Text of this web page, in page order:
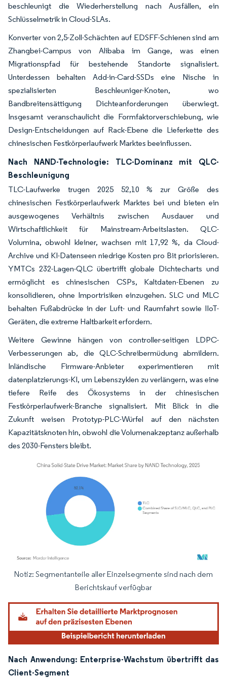
beschleunigt die Wiederherstellung nach Ausfällen, ein
Schlüsselmetrik in Cloud-SLAs.
Konverter von 2,5-Zoll-Schächten auf EDSFF-Schienen sind am
Zhangbei-Campus von Alibaba im Gange, was einen
Migrationspfad für bestehende Standorte signalisiert.
Unterdessen behalten Add-in-Card-SSDs eine Nische in
spezialisierten Beschleuniger-Knoten, wo
Bandbreitensättigung Dichteanforderungen überwiegt.
Insgesamt veranschaulicht die Formfaktorverschiebung, wie
Design-Entscheidungen auf Rack-Ebene die Lieferkette des
chinesischen Festkörperlaufwerk Marktes beeinflussen.
Nach NAND-Technologie: TLC-Dominanz mit QLC-
Beschleunigung
TLC-Laufwerke trugen 2025 52,10 % zur Größe des
chinesischen Festkörperlaufwerk Marktes bei und bieten ein
ausgewogenes Verhältnis zwischen Ausdauer und
Wirtschaftlichkeit für Mainstream-Arbeitslasten. QLC-
Volumina, obwohl kleiner, wachsen mit 17,92 %, da Cloud-
Archive und KI-Datenseen niedrige Kosten pro Bit priorisieren.
YMTCs 232-Lagen-QLC übertrifft globale Dichtecharts und
ermöglicht es chinesischen CSPs, Kaltdaten-Ebenen zu
konsolidieren, ohne Importrisiken einzugehen. SLC und MLC
behalten Fußabdrücke in der Luft- und Raumfahrt sowie IIoT-
Geräten, die extreme Haltbarkeit erfordern.
Weitere Gewinne hängen von controller-seitigen LDPC-
Verbesserungen ab, die QLC-Schreibermüdung abmildern.
Inländische Firmware-Anbieter experimentieren mit
datenplatzierungs-KI, um Lebenszyklen zu verlängern, was eine
tiefere Reife des Ökosystems in der chinesischen
Festkörperlaufwerk-Branche signalisiert. Mit Blick in die
Zukunft weisen Prototyp-PLC-Würfel auf den nächsten
Kapazitätsknoten hin, obwohl die Volumenakzeptanz außerhalb
des 2030-Fensters bleibt.
Bild © Mordor Intelligence. Wiederverwendung erfordert Namensnennung
Notiz: Segmentanteile aller Einzelsegmente sind nach dem
Berichtskauf verfügbar
Nach Anwendung: Enterprise-Wachstum übertrifft das
Client-Segment